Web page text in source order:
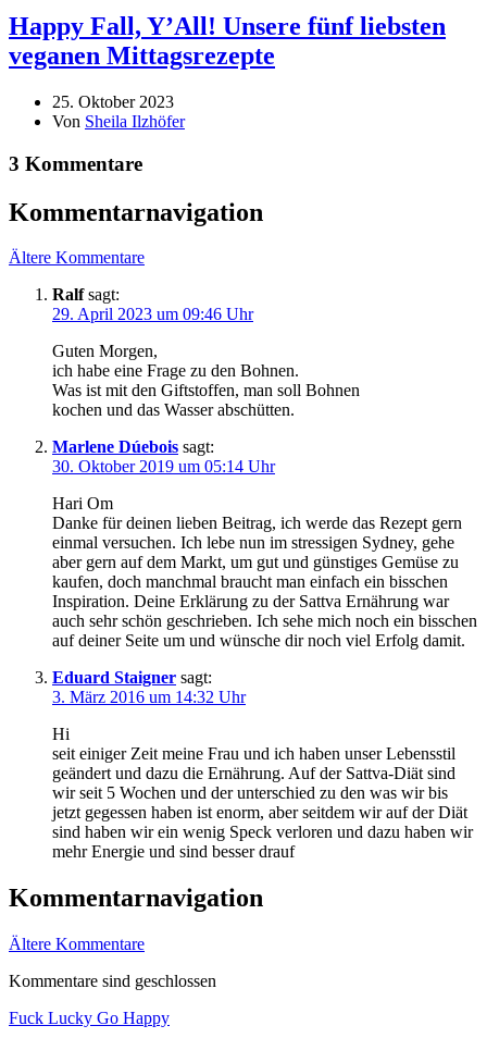
Happy Fall, Y’All! Unsere fünf liebsten
veganen Mittagsrezepte
25. Oktober 2023
Von Sheila Ilzhöfer
3 Kommentare
Kommentarnavigation
Ältere Kommentare
Ralf sagt:
29. April 2023 um 09:46 Uhr
Guten Morgen,
ich habe eine Frage zu den Bohnen.
Was ist mit den Giftstoffen, man soll Bohnen
kochen und das Wasser abschütten.
Marlene Dúebois sagt:
30. Oktober 2019 um 05:14 Uhr
Hari Om
Danke für deinen lieben Beitrag, ich werde das Rezept gern
einmal versuchen. Ich lebe nun im stressigen Sydney, gehe
aber gern auf dem Markt, um gut und günstiges Gemüse zu
kaufen, doch manchmal braucht man einfach ein bisschen
Inspiration. Deine Erklärung zu der Sattva Ernährung war
auch sehr schön geschrieben. Ich sehe mich noch ein bisschen
auf deiner Seite um und wünsche dir noch viel Erfolg damit.
Eduard Staigner sagt:
3. März 2016 um 14:32 Uhr
Hi
seit einiger Zeit meine Frau und ich haben unser Lebensstil
geändert und dazu die Ernährung. Auf der Sattva-Diät sind
wir seit 5 Wochen und der unterschied zu den was wir bis
jetzt gegessen haben ist enorm, aber seitdem wir auf der Diät
sind haben wir ein wenig Speck verloren und dazu haben wir
mehr Energie und sind besser drauf
Kommentarnavigation
Ältere Kommentare
Kommentare sind geschlossen
Fuck Lucky Go Happy